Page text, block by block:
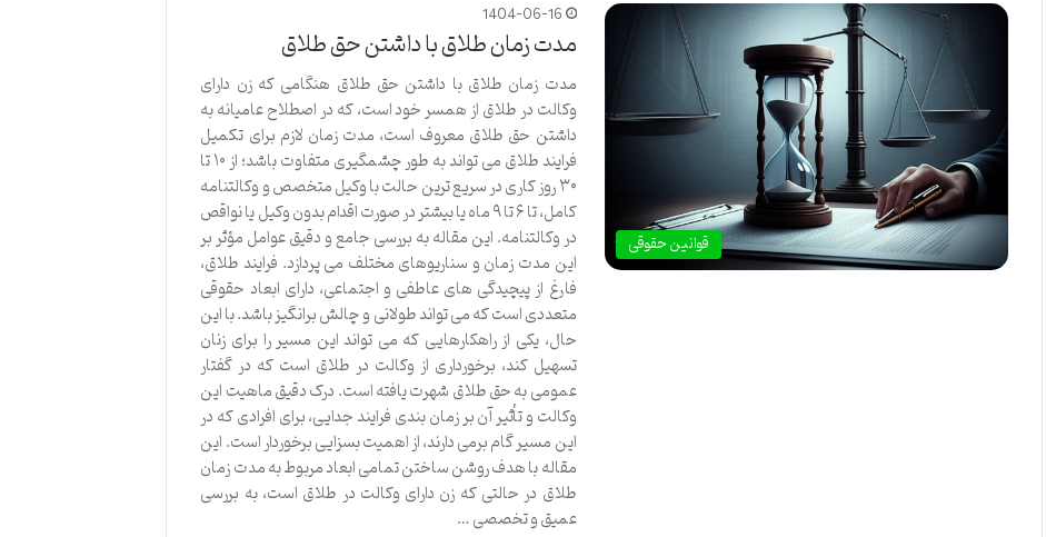
قوانین حقوقی
1404-06-16
مدت زمان طلاق با داشتن حق طلاق
مدت زمان طلاق با داشتن حق طلاق هنگامی که زن دارای
وکالت در طلاق از همسر خود است، که در اصطلاح عامیانه به
داشتن حق طلاق معروف است، مدت زمان لازم برای تکمیل
فرایند طلاق می تواند به طور چشمگیری متفاوت باشد؛ از ۱۰ تا
۳۰ روز کاری در سریع ترین حالت با وکیل متخصص و وکالتنامه
کامل، تا ۶ تا ۹ ماه یا بیشتر در صورت اقدام بدون وکیل یا نواقص
در وکالتنامه. این مقاله به بررسی جامع و دقیق عوامل مؤثر بر
این مدت زمان و سناریوهای مختلف می پردازد. فرایند طلاق،
فارغ از پیچیدگی های عاطفی و اجتماعی، دارای ابعاد حقوقی
متعددی است که می تواند طولانی و چالش برانگیز باشد. با این
حال، یکی از راهکارهایی که می تواند این مسیر را برای زنان
تسهیل کند، برخورداری از وکالت در طلاق است که در گفتار
عمومی به حق طلاق شهرت یافته است. درک دقیق ماهیت این
وکالت و تأثیر آن بر زمان بندی فرایند جدایی، برای افرادی که در
این مسیر گام برمی دارند، از اهمیت بسزایی برخوردار است. این
مقاله با هدف روشن ساختن تمامی ابعاد مربوط به مدت زمان
طلاق در حالتی که زن دارای وکالت در طلاق است، به بررسی
عمیق و تخصصی …